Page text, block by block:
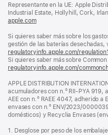
una
ventana
nueva)
Representante en la UE: Apple
Industrial Estate, Hollyhill, Cork,
apple.com(se
en
una
ventana
nueva)
Si quieres saber más sobre los
gestión de las baterías desechadas,
regulatoryinfo.apple.com/
Si quieres saber más sobre
regulatoryinfo.apple.com/
APPLE DISTRIBUTION
acumuladores con n.º RII-PYA 919,
AEE con n.º RAEE 4047, adherido a
envases con n.º ENV/2023/
domésticos) y Recyclia Envases
1. Desglose por peso de los